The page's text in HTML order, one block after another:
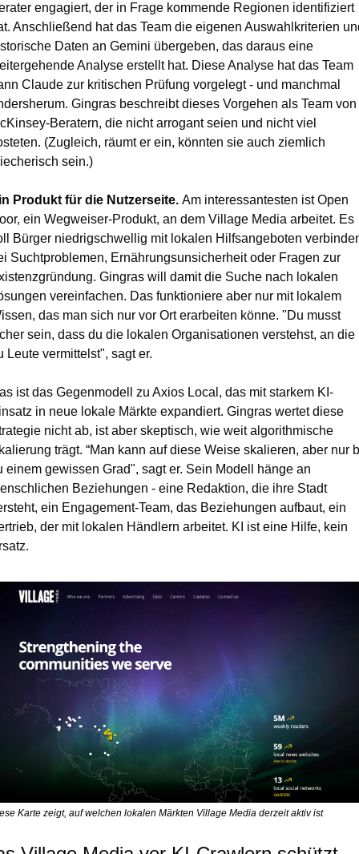
engagiert, der in Frage kommende Regionen identifiziert
Anschließend hat das Team die eigenen Auswahlkriterien
Daten an Gemini übergeben, das daraus eine
Analyse erstellt hat. Diese Analyse hat das Team
Claude zur kritischen Prüfung vorgelegt - und manchmal
Gingras beschreibt dieses Vorgehen als Team von
Beratern, die nicht arrogant seien und nicht viel
(Zugleich, räumt er ein, könnten sie auch ziemlich
sein.)
Produkt für die Nutzerseite. Am interessantesten ist Open
ein Wegweiser-Produkt, an dem Village Media arbeitet. Es
Bürger niedrigschwellig mit lokalen Hilfsangeboten
Suchtproblemen, Ernährungsunsicherheit oder Fragen zur
Gingras will damit die Suche nach lokalen
vereinfachen. Das funktioniere aber nur mit lokalem
das man sich nur vor Ort erarbeiten könne. "Du musst
sein, dass du die lokalen Organisationen verstehst, an die
Leute vermittelst", sagt er.
ist das Gegenmodell zu Axios Local, das mit starkem KI-
in neue lokale Märkte expandiert. Gingras wertet diese
nicht ab, ist aber skeptisch, wie weit algorithmische
trägt. “Man kann auf diese Weise skalieren, aber nur
einem gewissen Grad", sagt er. Sein Modell hänge an
Beziehungen - eine Redaktion, die ihre Stadt
ein Engagement-Team, das Beziehungen aufbaut, ein
der mit lokalen Händlern arbeitet. KI ist eine Hilfe, kein
Karte zeigt, auf welchen lokalen Märkten Village Media derzeit aktiv ist